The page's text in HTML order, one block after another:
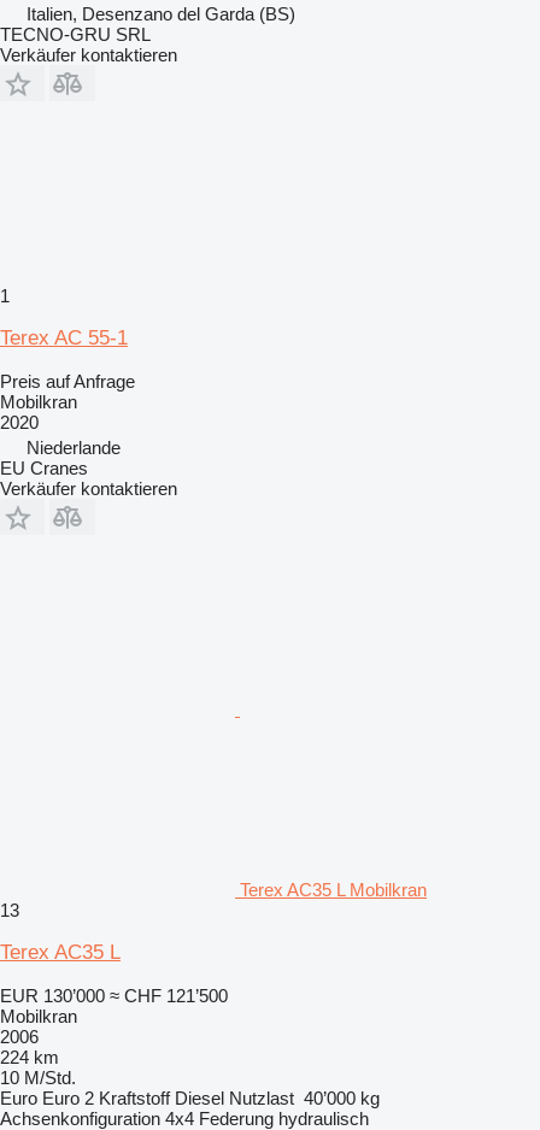
Italien, Desenzano del Garda (BS)
TECNO-GRU SRL
Verkäufer kontaktieren
1
Terex AC 55-1
Preis auf Anfrage
Mobilkran
2020
Niederlande
EU Cranes
Verkäufer kontaktieren
Terex AC35 L Mobilkran
13
Terex AC35 L
EUR 130’000 ≈ CHF 121’500
Mobilkran
2006
224 km
10 M/Std.
Euro Euro 2 Kraftstoff Diesel Nutzlast 40’000 kg
Achsenkonfiguration 4x4 Federung hydraulisch